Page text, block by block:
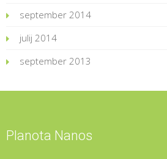
september 2014
julij 2014
september 2013
Planota Nanos